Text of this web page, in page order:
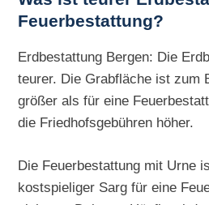
Feuerbestattung?
Erdbestattung Bergen: Die
teurer. Die Grabfläche ist zum
größer als für eine
die Friedhofsgebühren höher.
Die Feuerbestattung mit Urne
kostspieliger Sarg für eine